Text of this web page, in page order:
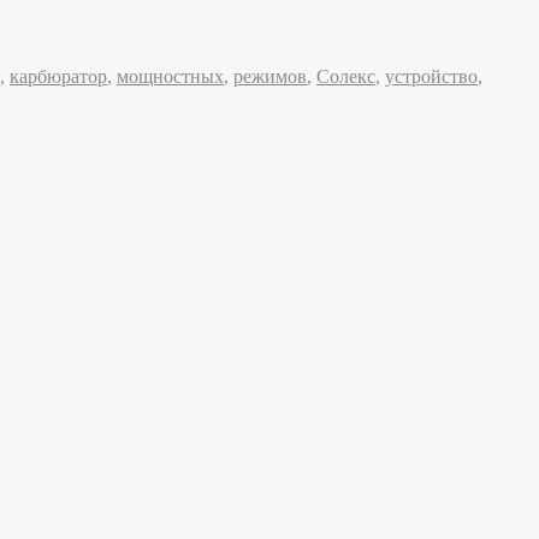
, карбюратор, мощностных, режимов, Солекс, устройство,